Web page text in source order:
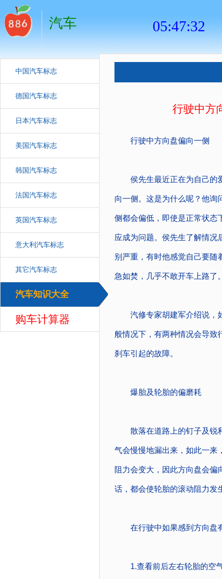
汽车
中国汽车标志
德国汽车标志
日本汽车标志
美国汽车标志
韩国汽车标志
法国汽车标志
英国汽车标志
意大利汽车标志
其它汽车标志
汽车知识大全
购车计算器
行驶中方
行驶中方向盘偏向一侧
侯先生最近正在为自己的爱
向一侧。这是为什么呢？他询
侧都会偏低，即使是正常状态
应成为问题。侯先生了解情况
别严重，有时他感觉自己要随
急如焚，几乎不敢开车上路了
汽修专家胡建军介绍说，如
般情况下，有两种情况会导致
刹车引起的故障。
爆胎及轮胎的偏磨耗
散落在道路上的钉子及锐利
气会慢慢地漏出来，如此一来
阻力会变大，因此方向盘会偏
话，都会使轮胎的滚动阻力发
在行驶中如果感到方向盘
1.查看前后左右轮胎的空